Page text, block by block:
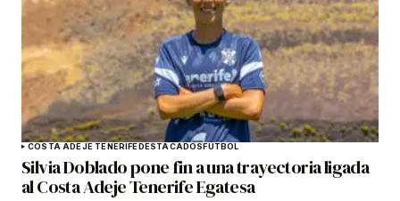
COSTA ADEJE TENERIFE DESTACADOS FÚTBOL
Silvia Doblado pone fin a una trayectoria ligada
al Costa Adeje Tenerife Egatesa